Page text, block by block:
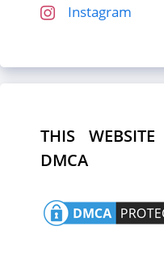
Instagram
THIS
DMCA